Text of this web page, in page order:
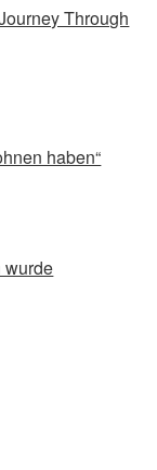
Through
haben“
wurde